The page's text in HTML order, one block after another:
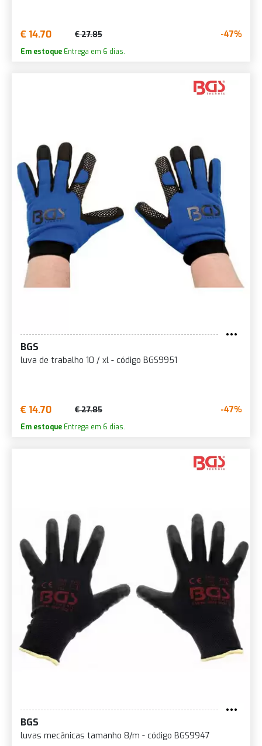
€ 14.70 € 27.85 -47%
Em estoque Entrega em 6 dias.
BGS
luva de trabalho 10 / xl - código BGS9951
€ 14.70 € 27.85 -47%
Em estoque Entrega em 6 dias.
BGS
luvas mecânicas tamanho 8/m - código BGS9947